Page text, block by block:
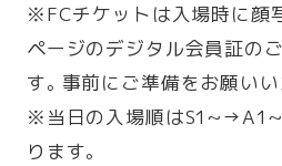
※FCチケットは入場時に顔
ページのデジタル会員証の
す。事前にご準備をお願いい
※当日の入場順は
ります。